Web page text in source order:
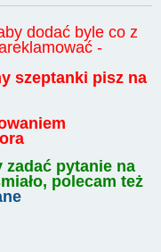
dodać byle co z
-
szeptanki pisz na
pytanie na
polecam też